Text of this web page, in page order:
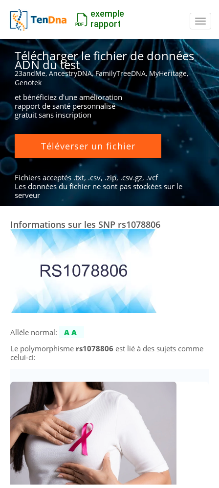
exemple
rapport
Télécharger le fichier de données
ADN du test
23andMe, AncestryDNA, FamilyTreeDNA, MyHeritage,
Genotek
et bénéficiez d'une amélioration
rapport de santé personnalisé
gratuit sans inscription
Téléverser un fichier
Fichiers acceptés .txt, .csv, .zip, .csv.gz, .vcf
Les données du fichier ne sont pas stockées sur le
serveur
Informations sur les SNP rs1078806
Allèle normal:
AA
Le polymorphisme rs1078806 est lié à des sujets comme
celui-ci: